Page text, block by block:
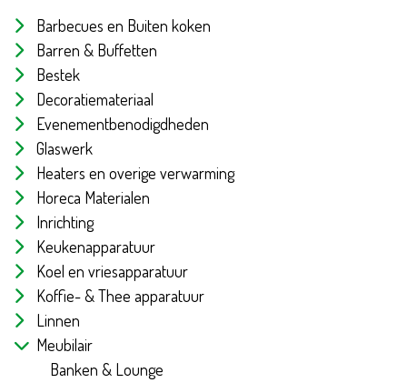
Barbecues en Buiten koken
Barren & Buffetten
Bestek
Decoratiemateriaal
Evenementbenodigdheden
Glaswerk
Heaters en overige verwarming
Horeca Materialen
Inrichting
Keukenapparatuur
Koel en vriesapparatuur
Koffie- & Thee apparatuur
Linnen
Meubilair
Banken & Lounge